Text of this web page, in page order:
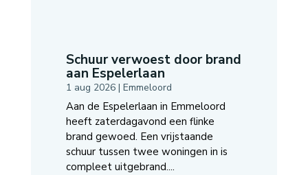
Schuur verwoest door brand
aan Espelerlaan
1 aug 2026| Emmeloord
Aan de Espelerlaan in Emmeloord
heeft zaterdagavond een flinke
brand gewoed. Een vrijstaande
schuur tussen twee woningen in is
compleet uitgebrand....